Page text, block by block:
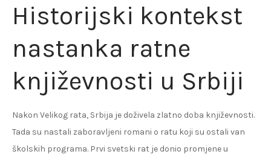
Historijski kontekst
nastanka ratne
književnosti u Srbiji
Nakon Velikog rata, Srbija je doživela zlatno doba književnosti.
Tada su nastali zaboravljeni romani o ratu koji su ostali van
školskih programa. Prvi svetski rat je donio promjene u